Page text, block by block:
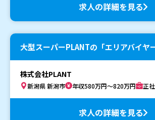
求人の詳細を見る
大型スーパーPLANTの「エリアバイヤ
株式会社PLANT
新潟県 新潟市 年収580万円～820万円 正
求人の詳細を見る